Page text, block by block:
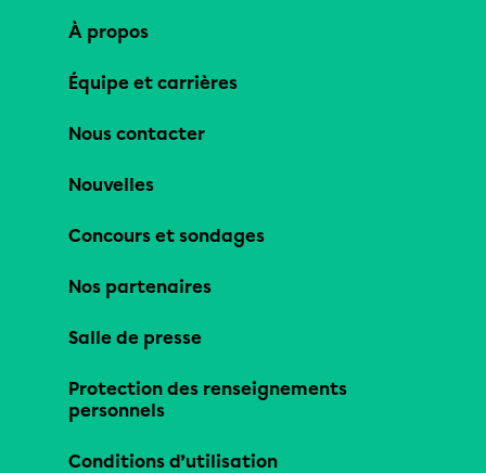
À propos
Équipe et carrières
Nous contacter
Nouvelles
Concours et sondages
Nos partenaires
Salle de presse
Protection des renseignements
personnels
Conditions d’utilisation